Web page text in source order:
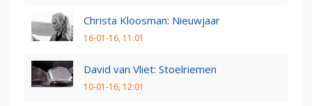
Christa Kloosman: Nieuwjaar
16-01-16, 11:01
David van Vliet: Stoelriemen
10-01-16, 12:01